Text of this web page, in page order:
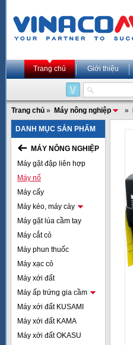
Trang chủ Giới thiệu
Trang chủ » Máy nông nghiệp »
DANH MỤC SẢN PHẨM
MÁY NÔNG NGHIỆP
Máy gặt đập liên hợp
Máy nổ
Máy cấy
Máy kéo, máy cày
Máy gặt lúa cầm tay
Máy cắt cỏ
Máy phun thuốc
Máy xạc cỏ
Máy xới đất
Máy ấp trứng gia cầm
Máy xới đất KUSAMI
Máy xới đất KAMA
Máy xới đất OKASU